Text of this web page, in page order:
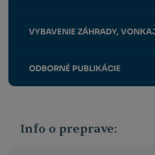
VYBAVENIE ZÁHRADY,
ODBORNÉ PUBLIKÁCIE
Info o preprave: